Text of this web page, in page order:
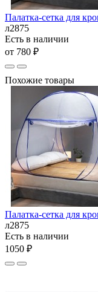
Палатка-сетка для
л2875
Есть в наличии
от 780 ₽
Похожие товары
Палатка-сетка для
л2875
Есть в наличии
1050 ₽